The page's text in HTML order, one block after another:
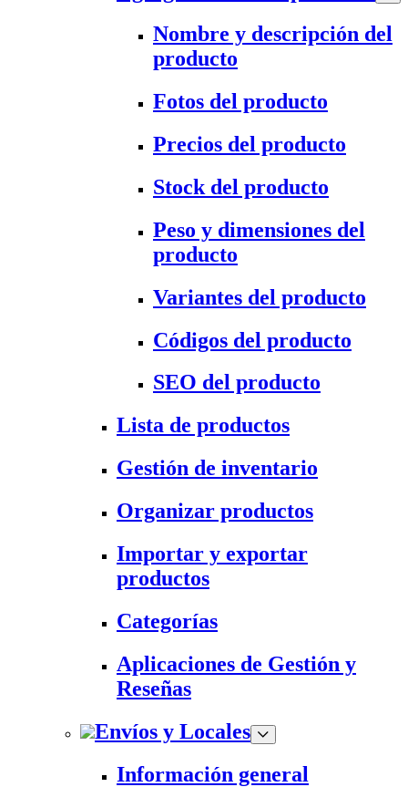
Nombre y descripción del
producto
Fotos del producto
Precios del producto
Stock del producto
Peso y dimensiones del
producto
Variantes del producto
Códigos del producto
SEO del producto
Lista de productos
Gestión de inventario
Organizar productos
Importar y exportar
productos
Categorías
Aplicaciones de Gestión y
Reseñas
Envíos y Locales
Información general